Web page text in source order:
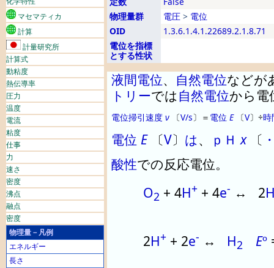
マセマティカ
計算
計量研究所
計算式
動粘度
熱伝導率
圧力
温度
電流
粘度
仕事
力
速さ
密度
沸点
融点
密度
物理量－凡例
エネルギー
長さ
物理量群
電圧 > 電位
OID
1.3.6.1.4.1.22689.2.1.8.71
電位を指標
とする性状
液間電位、 自然電位などが
トリーでは自然電位から電
電位掃引速度 ν〔V/s〕 ＝ 電位 E〔V〕 ÷時
電位 E〔V〕 は、 ｐＨ x〔
酸性での反応電位。
O2 + 4H++ 4e- ↔ 2
2H++ 2e- ↔ H2 Eº